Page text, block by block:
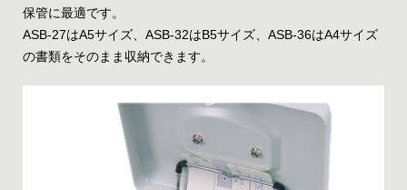
保管に最適です。
ASB-27はA5サイズ、ASB-32はB5サイズ、ASB-36はA4サイズ
の書類をそのまま収納できます。